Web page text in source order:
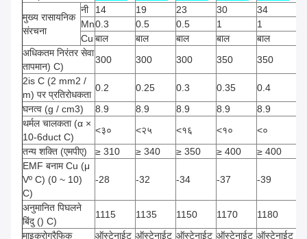
मुख्य रासायनिक
संरचना
नी 14 19 23 30 34
Mn0.3 0.5 0.5 1 1
Cu बाल बाल बाल बाल बाल
अधिकतम निरंतर सेवा
तापमान) C)
300 300 300 350 350
2is C (2 mm2 /
m) पर प्रतिरोधकता
0.2 0.25 0.3 0.35 0.4
घनत्व (g / cm3)
8.9 8.9 8.9 8.9 8.9
थर्मल चालकता (α ×
10-6duct C)
<३० <२५ <१६ <१० <०
तन्य शक्ति (एमपीए)
≥ 310 ≥ 340 ≥ 350 ≥ 400 ≥ 400
EMF बनाम Cu (μ
Vº C) (0 ~ 10)
C)
-28 -32 -34 -37 -39
अनुमानित पिघलने
बिंदु () C)
1115 1135 1150 1170 1180
माइक्रोग्रैफिक
ऑस्टेनाईट ऑस्टेनाईट ऑस्टेनाईट ऑस्टेनाईट ऑस्टेनाईट